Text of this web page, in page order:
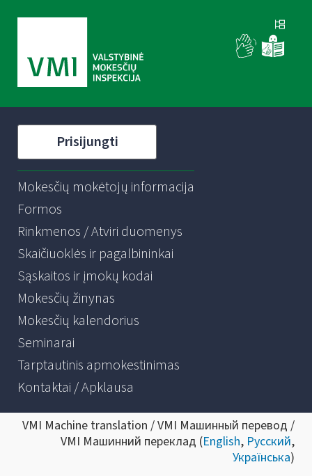
Prisijungti
Mokesčių mokėtojų informacija
Formos
Rinkmenos / Atviri duomenys
Skaičiuoklės ir pagalbininkai
Sąskaitos ir įmokų kodai
Mokesčių žinynas
Mokesčių kalendorius
Seminarai
Tarptautinis apmokestinimas
Kontaktai / Apklausa
VMI Machine translation / VMI Машинный перевод /
VMI Машинний переклад (English, Русский,
Українська)